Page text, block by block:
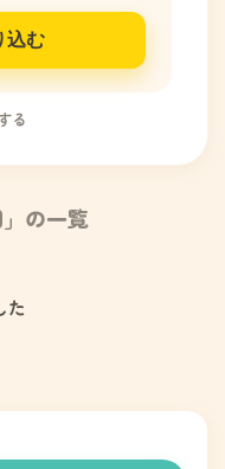
込む
る
の一覧
た